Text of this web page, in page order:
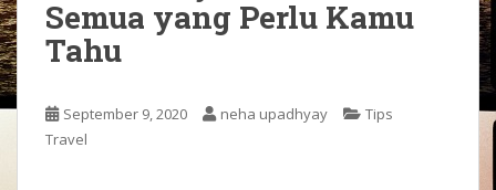
Semua yang Perlu Kamu
Tahu
September 9, 2020 neha upadhyay
Tips
Travel